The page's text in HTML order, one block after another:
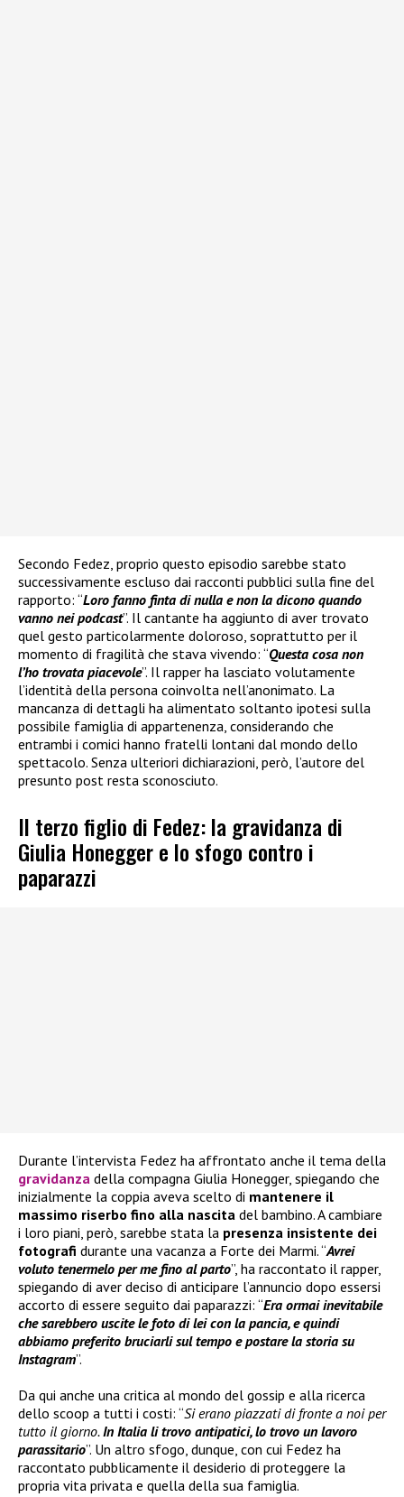
Secondo Fedez, proprio questo episodio sarebbe stato
successivamente escluso dai racconti pubblici sulla fine del
rapporto: “Loro fanno finta di nulla e non la dicono quando
vanno nei podcast”. Il cantante ha aggiunto di aver trovato
quel gesto particolarmente doloroso, soprattutto per il
momento di fragilità che stava vivendo: “Questa cosa non
l’ho trovata piacevole”. Il rapper ha lasciato volutamente
l’identità della persona coinvolta nell’anonimato. La
mancanza di dettagli ha alimentato soltanto ipotesi sulla
possibile famiglia di appartenenza, considerando che
entrambi i comici hanno fratelli lontani dal mondo dello
spettacolo. Senza ulteriori dichiarazioni, però, l’autore del
presunto post resta sconosciuto.
Il terzo figlio di Fedez: la gravidanza di
Giulia Honegger e lo sfogo contro i
paparazzi
Durante l’intervista Fedez ha affrontato anche il tema della
gravidanza della compagna Giulia Honegger, spiegando che
inizialmente la coppia aveva scelto di mantenere il
massimo riserbo fino alla nascita del bambino. A cambiare
i loro piani, però, sarebbe stata la presenza insistente dei
fotografi durante una vacanza a Forte dei Marmi. “Avrei
voluto tenermelo per me fino al parto”, ha raccontato il rapper,
spiegando di aver deciso di anticipare l’annuncio dopo essersi
accorto di essere seguito dai paparazzi: “Era ormai inevitabile
che sarebbero uscite le foto di lei con la pancia, e quindi
abbiamo preferito bruciarli sul tempo e postare la storia su
Instagram”.
Da qui anche una critica al mondo del gossip e alla ricerca
dello scoop a tutti i costi: “Si erano piazzati di fronte a noi per
tutto il giorno.In Italia li trovo antipatici, lo trovo un lavoro
parassitario”. Un altro sfogo, dunque, con cui Fedez ha
raccontato pubblicamente il desiderio di proteggere la
propria vita privata e quella della sua famiglia.